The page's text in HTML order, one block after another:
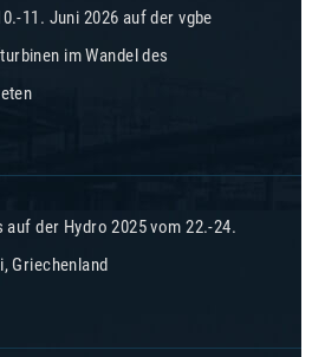
11. Juni 2026 auf der vgbe
im Wandel des
auf der Hydro 2025 vom 22.-24.
Griechenland